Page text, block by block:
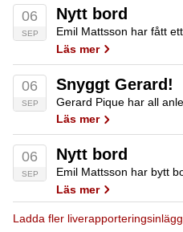
06
SEP
Nytt bord
Läs mer
06
SEP
Snyggt Gerard!
Läs mer
06
SEP
Nytt bord
Läs mer
Ladda fler liverapporteringsinlägg